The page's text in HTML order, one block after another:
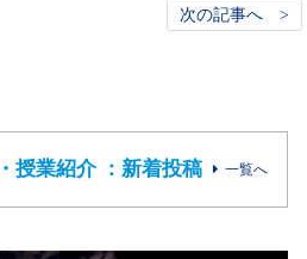
次の記事へ >
授業紹介 ：新着投稿 一覧へ